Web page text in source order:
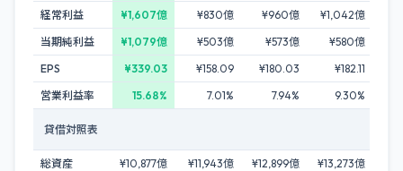
経常利益
¥1,607億 ¥830億 ¥960億
¥1,042億
当期純利益
¥1,079億 ¥503億 ¥573億
¥580億
EPS
¥339.03 ¥158.09 ¥180.03
¥182.11
営業利益率
15.68% 7.01% 7.94% 9.30%
貸借対照表
総資産 ¥10,877億 ¥11,943億 ¥12,899億
¥13,273億